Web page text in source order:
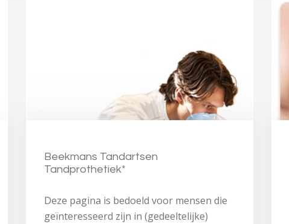
Beekmans Tandartsen
Tandprothetiek*
Deze pagina is bedoeld voor mensen die
geïnteresseerd zijn in (gedeeltelijke)